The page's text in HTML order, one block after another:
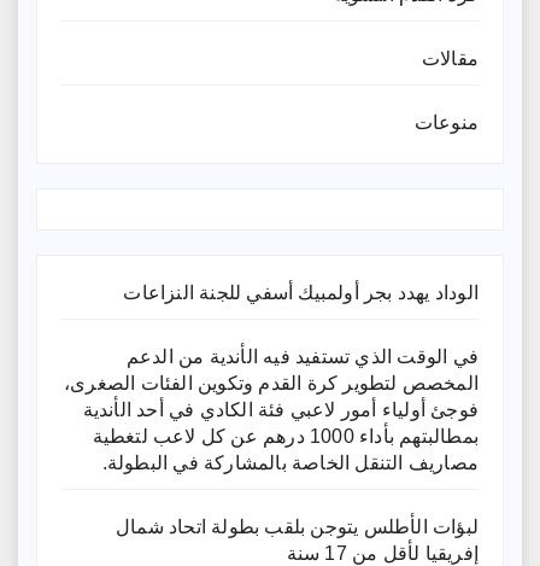
مقالات
منوعات
الوداد يهدد بجر أولمبيك أسفي للجنة النزاعات
في الوقت الذي تستفيد فيه الأندية من الدعم
المخصص لتطوير كرة القدم وتكوين الفئات الصغرى،
فوجئ أولياء أمور لاعبي فئة الكادي في أحد الأندية
بمطالبتهم بأداء 1000 درهم عن كل لاعب لتغطية
مصاريف التنقل الخاصة بالمشاركة في البطولة.
لبؤات الأطلس يتوجن بلقب بطولة اتحاد شمال
إفريقيا لأقل من 17 سنة